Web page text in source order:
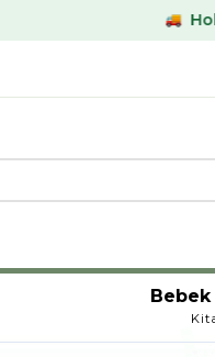
Hollanda &
Bebek